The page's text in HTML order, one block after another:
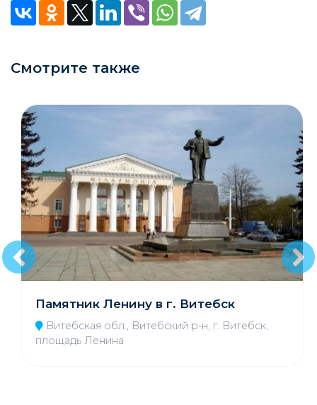
Смотрите также
Памятник Ленину в г. Витебск
Витебская обл., Витебский р-н, г. Витебск,
площадь Ленина